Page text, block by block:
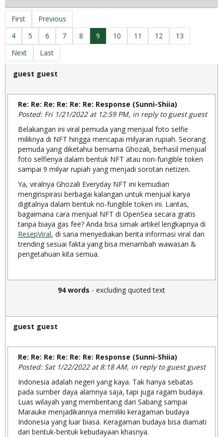
First
Previous
4
5 6 7 8 9 10 11 12
13
Next
Last
guest guest
Re: Re: Re: Re: Re: Re: Response (Sunni-Shiia)
Posted: Fri 1/21/2022 at 12:59 PM, in reply to guest guest
Belakangan ini viral pemuda yang menjual foto selfie
miliknya di NFT hingga mencapai milyaran rupiah. Seorang
pemuda yang diketahui bernama Ghozali, berhasil menjual
foto selfienya dalam bentuk NFT atau non-fungible token
sampai 9 milyar rupiah yang menjadi sorotan netizen.
Ya, viralnya Ghozali Everyday NFT ini kemudian
menginspirasi berbagai kalangan untuk menjual karya
digitalnya dalam bentuk no-fungible token ini. Lantas,
bagaimana cara menjual NFT di OpenSea secara gratis
tanpa biaya gas fee? Anda bisa simak artikel lengkapnya di
ResepViral, di sana menyediakan berita informasi viral dan
trending sesuai fakta yang bisa menambah wawasan &
pengetahuan kita semua.
94 words - excluding quoted text
guest guest
Re: Re: Re: Re: Re: Re: Response (Sunni-Shiia)
Posted: Sat 1/22/2022 at 8:18 AM, in reply to guest guest
Indonesia adalah negeri yang kaya. Tak hanya sebatas
pada sumber daya alamnya saja, tapi juga ragam budaya.
Luas wilayah yang membentang dari Sabang sampai
Marauke menjadikannya memiliki keragaman budaya
Indonesia yang luar biasa. Keragaman budaya bisa diamati
dari bentuk-bentuk kebudayaan khasnya.